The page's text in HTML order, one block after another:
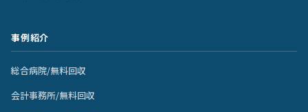
事例紹介
総合病院/無料回収
会計事務所/無料回収